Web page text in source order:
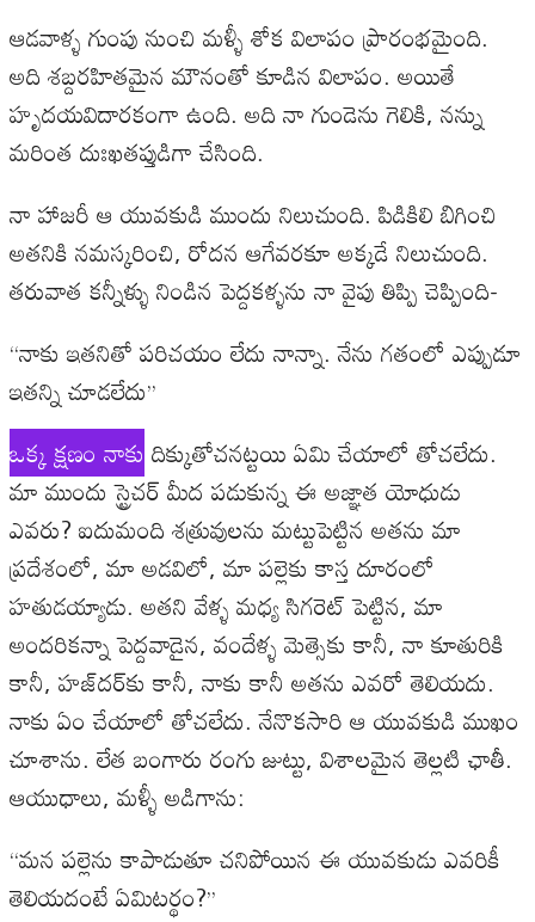
ఆడవాళ్ళ గుంపు నుంచి మళ్ళీ శోక విలాపం ప్రారంభమైంది.
అది శబ్దరహితమైన మౌనంతో కూడిన విలాపం. అయితే
హృదయవిదారకంగా ఉంది. అది నా గుండెను గెలికి, నన్ను
మరింత దుఃఖతప్తుడిగా చేసింది.
నా హాజరీ ఆ యువకుడి ముందు నిలుచుంది. పిడికిలి బిగించి
అతనికి నమస్కరించి, రోదన ఆగేవరకూ అక్కడే నిలుచుంది.
తరువాత కన్నీళ్ళు నిండిన పెద్దకళ్ళను నా వైపు తిప్పి చెప్పింది-
‘‘నాకు ఇతనితో పరిచయం లేదు నాన్నా. నేను గతంలో ఎప్పుడూ
ఇతన్ని చూడలేదు’’
ఒక్క క్షణం నాకు దిక్కుతోచనట్టయి ఏమి చేయాలో తోచలేదు.
మా ముందు స్ట్రెచర్‌ మీద పడుకున్న ఈ అజ్ఞాత యోధుడు
ఎవరు? ఐదుమంది శత్రువులను మట్టుపెట్టిన అతను మా
ప్రదేశంలో, మా అడవిలో, మా పల్లెకు కాస్త దూరంలో
హతుడయ్యాడు. అతని వేళ్ళ మధ్య సిగరెట్‌ పెట్టిన, మా
అందరికన్నా పెద్దవాడైన, వందేళ్ళ మెత్సెకు కానీ, నా కూతురికి
కానీ, హజ్‌దర్‌కు కానీ, నాకు కానీ అతను ఎవరో తెలియదు.
నాకు ఏం చేయాలో తోచలేదు. నేనొకసారి ఆ యువకుడి ముఖం
చూశాను. లేత బంగారు రంగు జుట్టు, విశాలమైన తెల్లటి ఛాతీ.
ఆయుధాలు, మళ్ళీ అడిగాను:
‘‘మన పల్లెను కాపాడుతూ చనిపోయిన ఈ యువకుడు ఎవరికీ
తెలియదంటే ఏమిటర్థం?’’